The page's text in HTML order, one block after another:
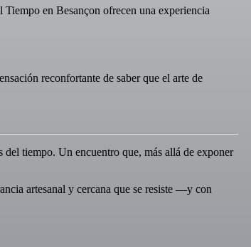
en Besançon ofrecen una experiencia
reconfortante de saber que el arte de
tiempo. Un encuentro que, más allá de exponer
artesanal y cercana que se resiste —y con